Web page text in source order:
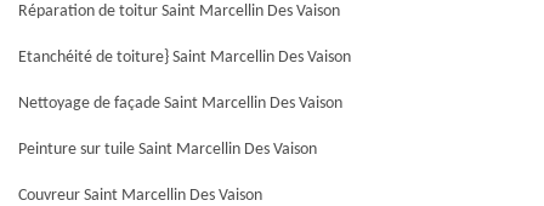
Réparation de toitur Saint Marcellin Des Vaison
Etanchéité de toiture} Saint Marcellin Des Vaison
Nettoyage de façade Saint Marcellin Des Vaison
Peinture sur tuile Saint Marcellin Des Vaison
Couvreur Saint Marcellin Des Vaison